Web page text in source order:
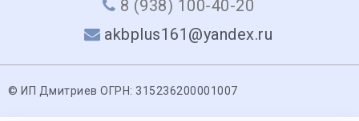
8 (938) 100-40-20
akbplus161@yandex.ru
© ИП Дмитриев ОГРН: 315236200001007